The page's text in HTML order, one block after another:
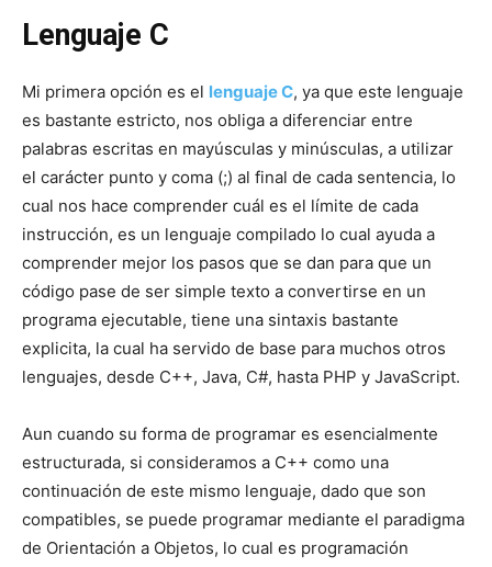
Lenguaje C
Mi primera opción es el lenguaje C, ya que este lenguaje
es bastante estricto, nos obliga a diferenciar entre
palabras escritas en mayúsculas y minúsculas, a utilizar
el carácter punto y coma (;) al final de cada sentencia, lo
cual nos hace comprender cuál es el límite de cada
instrucción, es un lenguaje compilado lo cual ayuda a
comprender mejor los pasos que se dan para que un
código pase de ser simple texto a convertirse en un
programa ejecutable, tiene una sintaxis bastante
explicita, la cual ha servido de base para muchos otros
lenguajes, desde C++, Java, C#, hasta PHP y JavaScript.
Aun cuando su forma de programar es esencialmente
estructurada, si consideramos a C++ como una
continuación de este mismo lenguaje, dado que son
compatibles, se puede programar mediante el paradigma
de Orientación a Objetos, lo cual es programación